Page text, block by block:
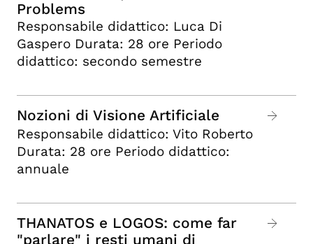
Problems
Responsabile didattico: Luca Di
Gaspero Durata: 28 ore Periodo
didattico: secondo semestre
Nozioni di Visione Artificiale
Responsabile didattico: Vito Roberto
Durata: 28 ore Periodo didattico:
annuale
THANATOS e LOGOS: come far
"parlare" i resti umani di